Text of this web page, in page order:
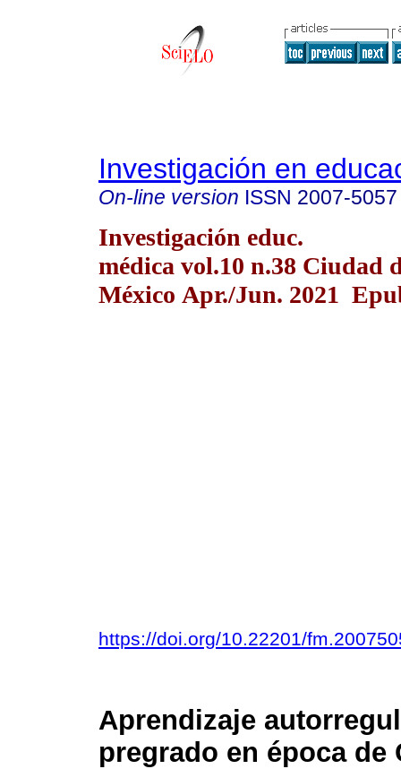
Investigación en
On-line version ISSN 2007-5057
Investigación educ.
médica vol.10 n.38 Ciudad
México Apr./Jun. 2021
https://doi.org/10.22201/
Aprendizaje
pregrado en época de